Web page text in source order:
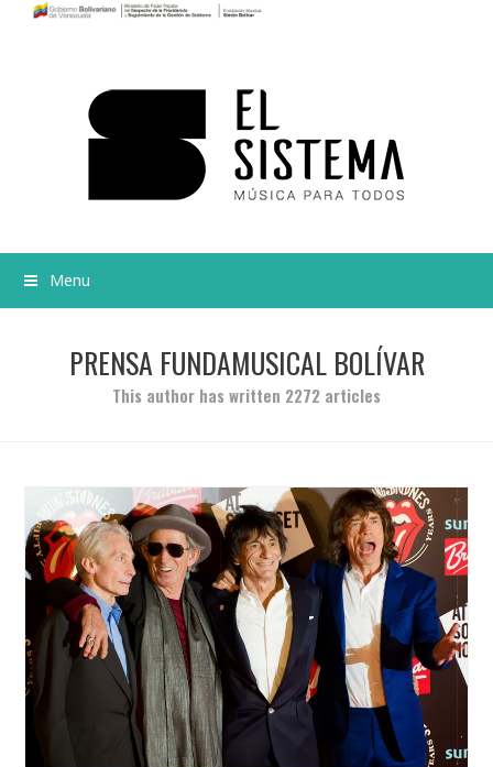
Menu
PRENSA FUNDAMUSICAL BOLÍVAR
This author has written 2272 articles